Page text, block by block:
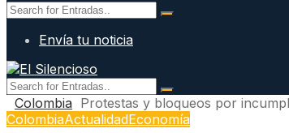
Envía tu noticia
Colombia Protestas y bloqueos por
ColombiaActualidadEconomía